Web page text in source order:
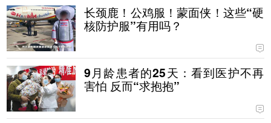
长颈鹿！公鸡服！蒙面侠！这些“硬
核防护服”有用吗？
9月龄患者的25天：看到医护不再
害怕 反而“求抱抱”